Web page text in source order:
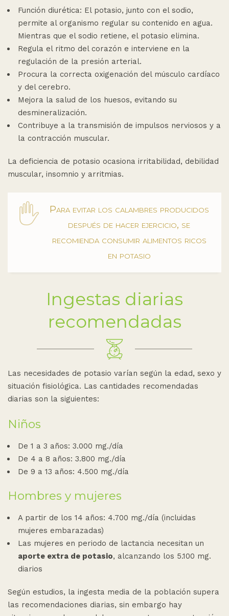
Función diurética: El potasio, junto con el sodio,
permite al organismo regular su contenido en agua.
Mientras que el sodio retiene, el potasio elimina.
Regula el ritmo del corazón e interviene en la
regulación de la presión arterial.
Procura la correcta oxigenación del músculo cardíaco
y del cerebro.
Mejora la salud de los huesos, evitando su
desmineralización.
Contribuye a la transmisión de impulsos nerviosos y a
la contracción muscular.
La deficiencia de potasio ocasiona irritabilidad, debilidad
muscular, insomnio y arritmias.
Para evitar los calambres producidos
después de hacer ejercicio, se
recomienda consumir alimentos ricos
en potasio
Ingestas diarias
recomendadas
Las necesidades de potasio varían según la edad, sexo y
situación fisiológica. Las cantidades recomendadas
diarias son la siguientes:
Niños
De 1 a 3 años: 3.000 mg./día
De 4 a 8 años: 3.800 mg./día
De 9 a 13 años: 4.500 mg./día
Hombres y mujeres
A partir de los 14 años: 4.700 mg./día (incluidas
mujeres embarazadas)
Las mujeres en periodo de lactancia necesitan un
aporte extra de potasio, alcanzando los 5.100 mg.
diarios
Según estudios, la ingesta media de la población supera
las recomendaciones diarias, sin embargo hay